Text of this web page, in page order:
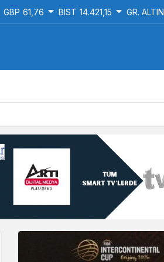
GBP 61,76 BIST 14.421,15 GR. ALTIN
Gündüz Modu
Gündüz modunu seçin.
Gece modunu seçin.